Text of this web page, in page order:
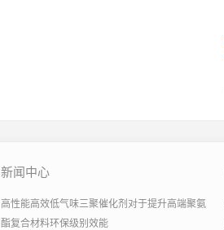
新闻中心
高性能高效低气味三聚催化剂对于提升高端聚氨
酯复合材料环保级别效能